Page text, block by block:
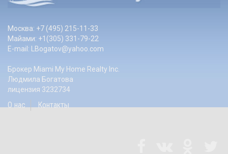
Москва: +7 (495) 215-11-33
Майами: +1(305) 331-79-22
E-mail: LBogatov@yahoo.com
Брокер Miami My Home Realty Inc.
Людмила Богатова
лицензия 3232734
О нас Контакты